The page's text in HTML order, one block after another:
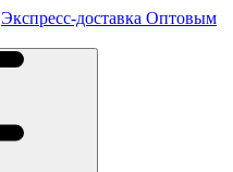
Экспресс-доставка Оптовым